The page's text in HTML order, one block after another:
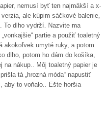
nemusí byť ten najmäkší a x-
ale kúpim sáčkové balenie,
To dlho vydrží. Nazvite ma
partie a použiť toaletný
akokoľvek umyté ruky, a potom
dlho, potom ho dám do košíka,
na nákup.. Môj toaletný papier je
tá „hrozná móda“ napustiť
aby to voňalo.. Ešte horšia